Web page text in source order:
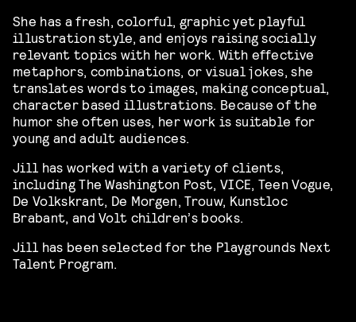
She has a fresh, colorful, graphic yet playful
illustration style, and enjoys raising socially
relevant topics with her work. With effective
metaphors, combinations, or visual jokes, she
translates words to images, making conceptual,
character based illustrations. Because of the
humor she often uses, her work is suitable for
young and adult audiences.
Jill has worked with a variety of clients,
including The Washington Post, VICE, Teen Vogue,
De Volkskrant, De Morgen, Trouw, Kunstloc
Brabant, and Volt children’s books.
Jill has been selected for the Playgrounds Next
Talent Program.